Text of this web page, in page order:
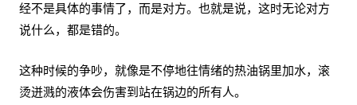
经不是具体的事情了，而是对方。也就是说，这时无论对方
说什么，都是错的。
这种时候的争吵，就像是不停地往情绪的热油锅里加水，滚
烫迸溅的液体会伤害到站在锅边的所有人。